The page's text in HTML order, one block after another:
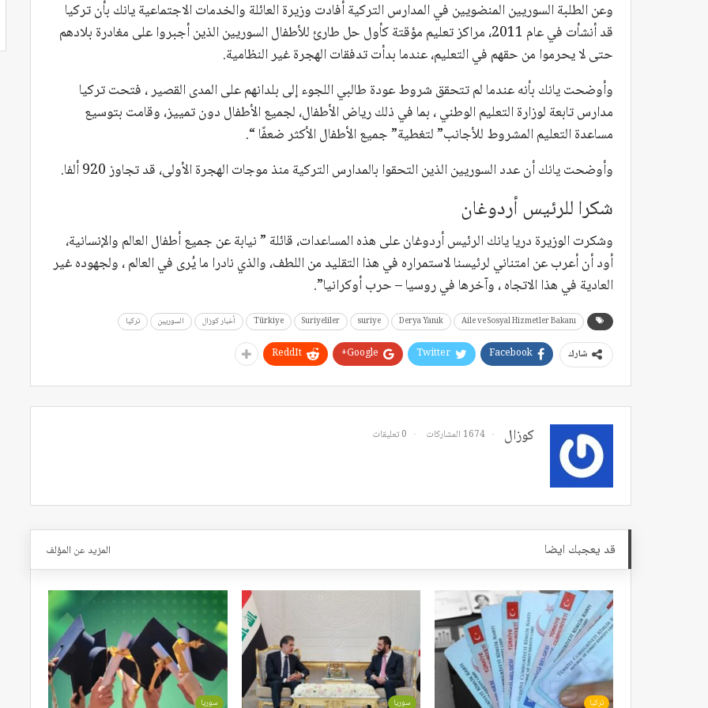
وعن الطلبة السوريين المنضويين في المدارس التركية أفادت وزيرة العائلة والخدمات الاجتماعية يانك بأن تركيا
قد أنشأت في عام 2011، مراكز تعليم مؤقتة كأول حل طارئ للأطفال السوريين الذين أجبروا على مغادرة بلادهم
حتى لا يحرموا من حقهم في التعليم، عندما بدأت تدفقات الهجرة غير النظامية.
وأوضحت يانك بأنه عندما لم تتحقق شروط عودة طالبي اللجوء إلى بلدانهم على المدى القصير ، فتحت تركيا
مدارس تابعة لوزارة التعليم الوطني ، بما في ذلك رياض الأطفال، لجميع الأطفال دون تمييز، وقامت بتوسيع
مساعدة التعليم المشروط للأجانب” لتغطية” جميع الأطفال الأكثر ضعفًا “.
وأوضحت يانك أن عدد السوريين الذين التحقوا بالمدارس التركية منذ موجات الهجرة الأولى، قد تجاوز 920 ألفا.
شكرا للرئيس أردوغان
وشكرت الوزيرة دريا يانك الرئيس أردوغان على هذه المساعدات، قائلة ” نيابة عن جميع أطفال العالم والإنسانية،
أود أن أعرب عن امتناني لرئيسنا لاستمراره في هذا التقليد من اللطف، والذي نادرا ما يُرى في العالم ، ولجهوده غير
العادية في هذا الاتجاه ، وآخرها في روسيا – حرب أوكرانيا”.
Aile ve Sosyal Hizmetler Bakanı
Derya Yanık
suriye
Suriyeliler
Türkiye أخبار كوزال السوريين تركيا
شارك Facebook
Twitter
Google+
ReddIt
كوزال 1674 المشاركات 0 تعليقات
قد يعجبك ايضا المزيد عن المؤلف
تركيا سوريا سوريا